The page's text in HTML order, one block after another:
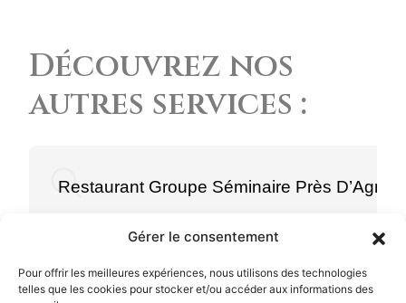
Gérer le consentement
Pour offrir les meilleures expériences, nous utilisons des technologies
telles que les cookies pour stocker et/ou accéder aux informations des
Découvrez nos
autres services :
Restaurant Groupe Séminaire Près